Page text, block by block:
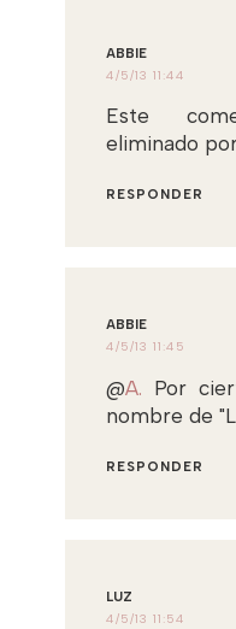
ABBIE
4/5/13 11:44
Este
eliminado
RESPONDER
ABBIE
4/5/13 11:45
@A. Por
nombre de
RESPONDER
LUZ
4/5/13 11:54